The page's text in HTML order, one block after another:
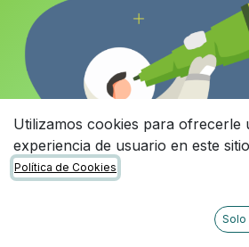
Utilizamos cookies para ofrecerle
experiencia de usuario en este
Política de Cookies
Solo